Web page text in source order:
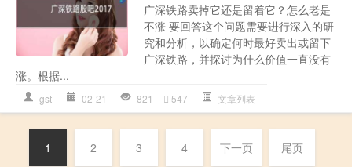
广深铁路卖掉它还是留着它？怎么老是
不涨 要回答这个问题需要进行深入的研
究和分析，以确定何时最好卖出或留下
广深铁路，并探讨为什么价值一直没有
涨。根据...
gst 02-21 821 547 文章列表
1 2 3 4 下一页 尾页